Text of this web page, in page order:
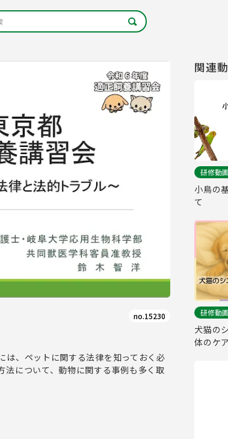
no.15230
は、ペットに関する法律を知っておく必
法について、動物に関する事例も多く取
関連
研修動
小鳥の
て
研修動
犬猫の
体のケア